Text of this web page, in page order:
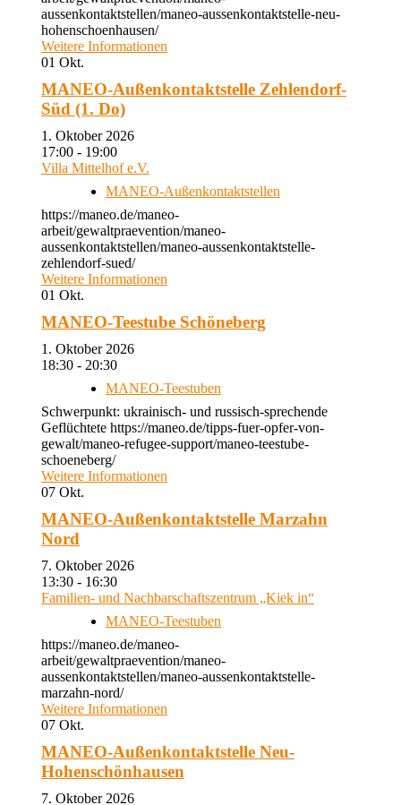
aussenkontaktstellen/maneo-aussenkontaktstelle-neu-
hohenschoenhausen/
Weitere Informationen
01 Okt.
MANEO-Außenkontaktstelle Zehlendorf-
Süd (1. Do)
1. Oktober 2026
17:00 - 19:00
Villa Mittelhof e.V.
MANEO-Außenkontaktstellen
https://maneo.de/maneo-
arbeit/gewaltpraevention/maneo-
aussenkontaktstellen/maneo-aussenkontaktstelle-
zehlendorf-sued/
Weitere Informationen
01 Okt.
MANEO-Teestube Schöneberg
1. Oktober 2026
18:30 - 20:30
MANEO-Teestuben
Schwerpunkt: ukrainisch- und russisch-sprechende
Geflüchtete https://maneo.de/tipps-fuer-opfer-von-
gewalt/maneo-refugee-support/maneo-teestube-
schoeneberg/
Weitere Informationen
07 Okt.
MANEO-Außenkontaktstelle Marzahn
Nord
7. Oktober 2026
13:30 - 16:30
Familien- und Nachbarschaftszentrum „Kiek in“
MANEO-Teestuben
https://maneo.de/maneo-
arbeit/gewaltpraevention/maneo-
aussenkontaktstellen/maneo-aussenkontaktstelle-
marzahn-nord/
Weitere Informationen
07 Okt.
MANEO-Außenkontaktstelle Neu-
Hohenschönhausen
7. Oktober 2026